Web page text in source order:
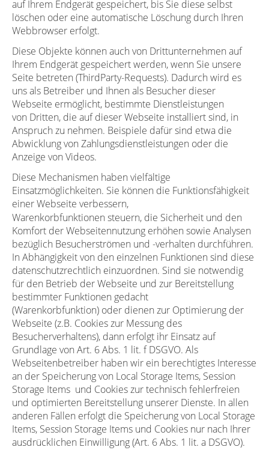
auf Ihrem Endgerät gespeichert, bis Sie diese selbst
löschen oder eine automatische Löschung durch Ihren
Webbrowser erfolgt.
Diese Objekte können auch von Drittunternehmen auf
Ihrem Endgerät gespeichert werden, wenn Sie unsere
Seite betreten (ThirdParty-Requests). Dadurch wird es
uns als Betreiber und Ihnen als Besucher dieser
Webseite ermöglicht, bestimmte Dienstleistungen
von Dritten, die auf dieser Webseite installiert sind, in
Anspruch zu nehmen. Beispiele dafür sind etwa die
Abwicklung von Zahlungsdienstleistungen oder die
Anzeige von Videos.
Diese Mechanismen haben vielfältige
Einsatzmöglichkeiten. Sie können die Funktionsfähigkeit
einer Webseite verbessern,
Warenkorbfunktionen steuern, die Sicherheit und den
Komfort der Webseitennutzung erhöhen sowie Analysen
bezüglich Besucherströmen und -verhalten durchführen.
In Abhängigkeit von den einzelnen Funktionen sind diese
datenschutzrechtlich einzuordnen. Sind sie notwendig
für den Betrieb der Webseite und zur Bereitstellung
bestimmter Funktionen gedacht
(Warenkorbfunktion) oder dienen zur Optimierung der
Webseite (z.B. Cookies zur Messung des
Besucherverhaltens), dann erfolgt ihr Einsatz auf
Grundlage von Art. 6 Abs. 1 lit. f DSGVO. Als
Webseitenbetreiber haben wir ein berechtigtes Interesse
an der Speicherung von Local Storage Items, Session
Storage Items und Cookies zur technisch fehlerfreien
und optimierten Bereitstellung unserer Dienste. In allen
anderen Fällen erfolgt die Speicherung von Local Storage
Items, Session Storage Items und Cookies nur nach Ihrer
ausdrücklichen Einwilligung (Art. 6 Abs. 1 lit. a DSGVO).